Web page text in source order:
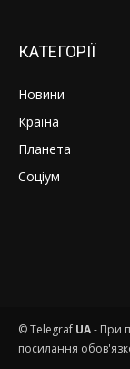
КАТЕГОРІЇ
Новини
Країна
Планета
Соціум
© Telegraf UA- При
посилання